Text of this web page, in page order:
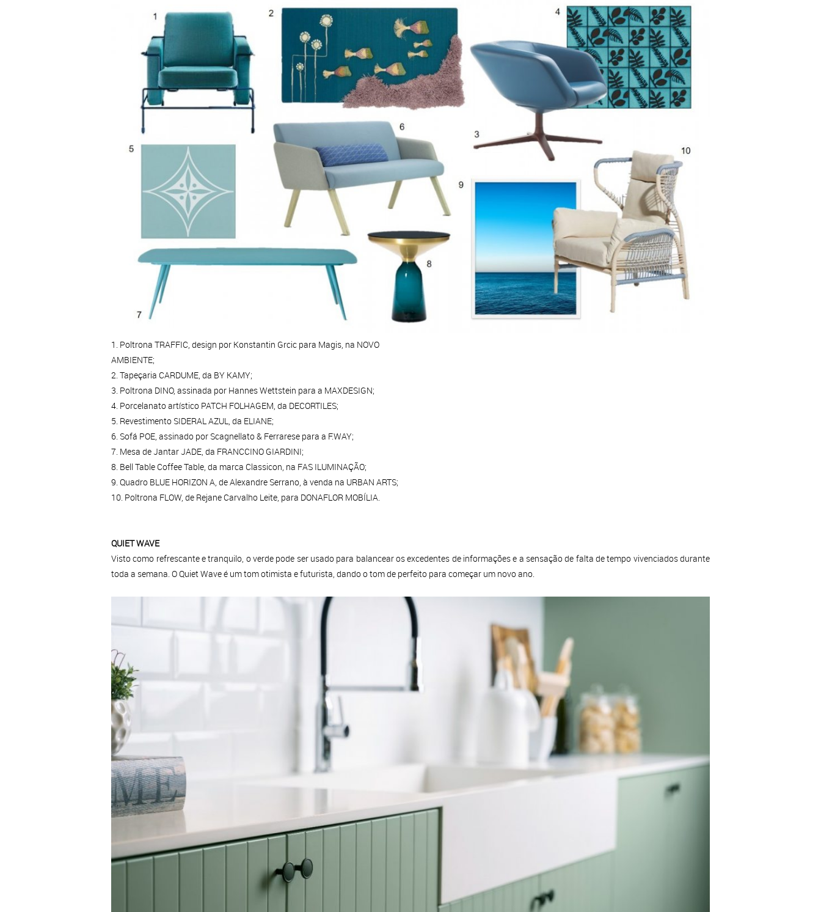
1. Poltrona TRAFFIC, design por Konstantin Grcic para Magis, na NOVO
AMBIENTE;
2. Tapeçaria CARDUME, da BY KAMY;
3. Poltrona DINO, assinada por Hannes Wettstein para a MAXDESIGN;
4. Porcelanato artístico PATCH FOLHAGEM, da DECORTILES;
5. Revestimento SIDERAL AZUL, da ELIANE;
6. Sofá POE, assinado por Scagnellato & Ferrarese para a F.WAY;
7. Mesa de Jantar JADE, da FRANCCINO GIARDINI;
8. Bell Table Coffee Table, da marca Classicon, na FAS ILUMINAÇÃO;
9. Quadro BLUE HORIZON A, de Alexandre Serrano, à venda na URBAN ARTS;
10. Poltrona FLOW, de Rejane Carvalho Leite, para DONAFLOR MOBÍLIA.
QUIET WAVE
Visto como refrescante e tranquilo, o verde pode ser usado para balancear os excedentes de informações e a sensação de falta de tempo vivenciados durante
toda a semana. O Quiet Wave é um tom otimista e futurista, dando o tom de perfeito para começar um novo ano.